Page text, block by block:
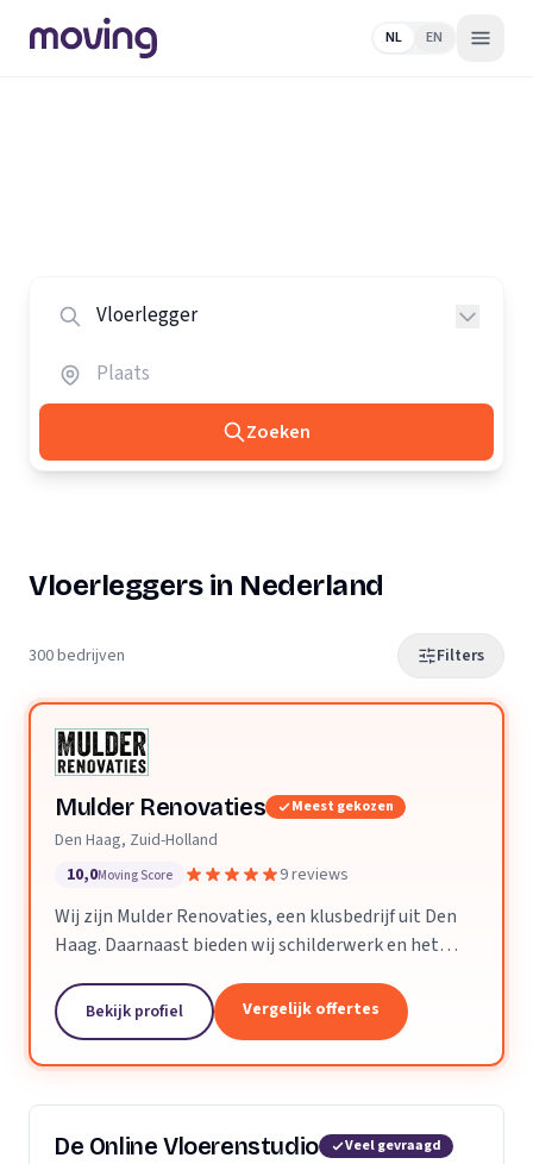
NL EN
Zoeken
Vloerleggers in Nederland
300 bedrijven Filters
Mulder Renovaties Meest gekozen
Den Haag, Zuid-Holland
10,0Moving Score 9 reviews
Wij zijn Mulder Renovaties, een klusbedrijf uit Den
Haag. Daarnaast bieden wij schilderwerk en het
Bekijk profiel Vergelijk offertes
De Online Vloerenstudio Veel gevraagd